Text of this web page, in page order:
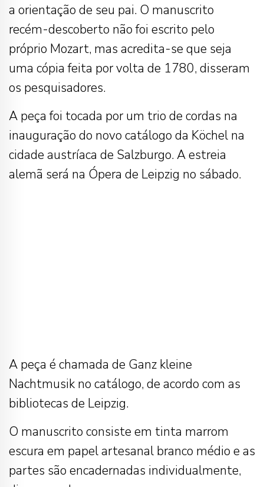
a orientação de seu pai. O manuscrito
recém-descoberto não foi escrito pelo
próprio Mozart, mas acredita-se que seja
uma cópia feita por volta de 1780, disseram
os pesquisadores.
A peça foi tocada por um trio de cordas na
inauguração do novo catálogo da Köchel na
cidade austríaca de Salzburgo. A estreia
alemã será na Ópera de Leipzig no sábado.
A peça é chamada de Ganz kleine
Nachtmusik no catálogo, de acordo com as
bibliotecas de Leipzig.
O manuscrito consiste em tinta marrom
escura em papel artesanal branco médio e as
partes são encadernadas individualmente,